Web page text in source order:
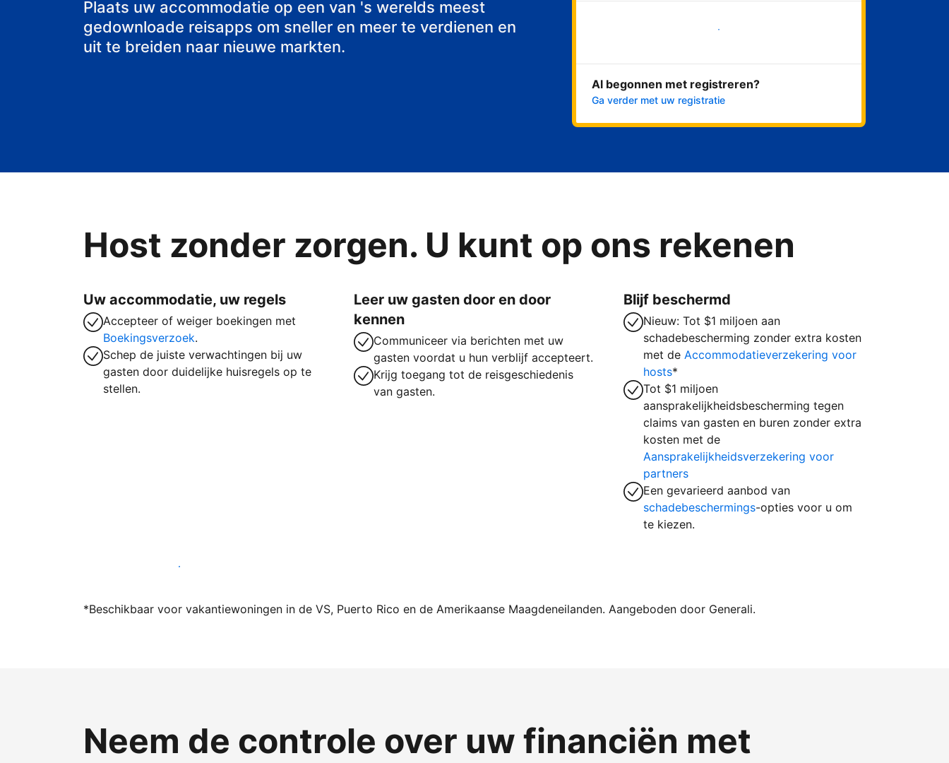
Plaats uw accommodatie op een van 's werelds meest
gedownloade reisapps om sneller en meer te verdienen en
uit te breiden naar nieuwe markten.
Nu meteen beginnen
Al begonnen met registreren?
Ga verder met uw registratie
Host zonder zorgen. U kunt op ons rekenen
Uw accommodatie, uw regels
Accepteer of weiger boekingen met
Boekingsverzoek.
Schep de juiste verwachtingen bij uw
gasten door duidelijke huisregels op te
stellen.
Leer uw gasten door en door
kennen
Communiceer via berichten met uw
gasten voordat u hun verblijf accepteert.
Krijg toegang tot de reisgeschiedenis
van gasten.
Blijf beschermd
Nieuw: Tot $1 miljoen aan
schadebescherming zonder extra kosten
met deAccommodatieverzekering voor
hosts*
Tot $1 miljoen
aansprakelijkheidsbescherming tegen
claims van gasten en buren zonder extra
kosten met de
Aansprakelijkheidsverzekering voor
partners
Een gevarieerd aanbod van
schadebeschermings-opties voor u om
te kiezen.
Word vandaag nog host bij ons
*Beschikbaar voor vakantiewoningen in de VS, Puerto Rico en de Amerikaanse Maagdeneilanden. Aangeboden door Generali.
Neem de controle over uw financiën met